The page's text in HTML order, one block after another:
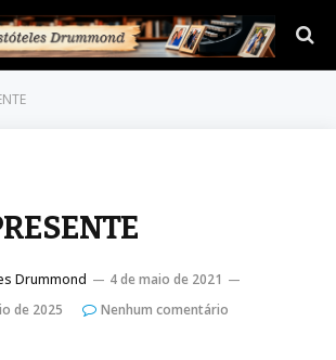
Drummond
4 de maio de 2021
de 2025
Nenhum comentário